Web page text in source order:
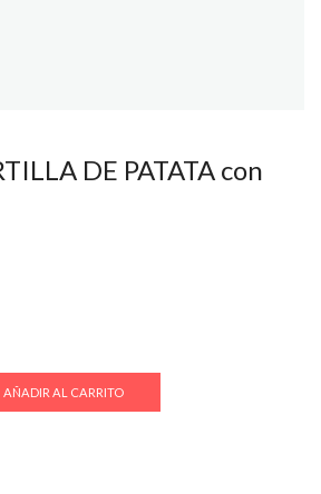
DE PATATA con
AÑADIR AL CARRITO